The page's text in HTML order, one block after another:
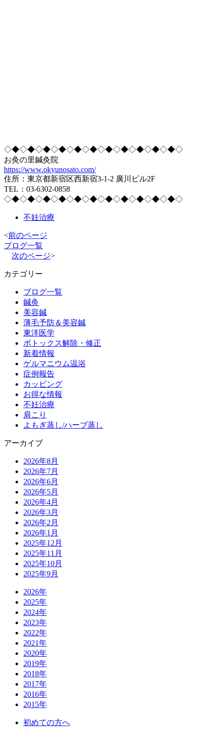
◇◆◇◆◇◆◇◆◇◆◇◆◇◆◇◆◇◆◇◆◇◆◇
お灸の里鍼灸院
https://www.okyunosato.com/
住所：東京都新宿区西新宿3-1-2 廣川ビル2F
TEL：03-6302-0858
◇◆◇◆◇◆◇◆◇◆◇◆◇◆◇◆◇◆◇◆◇◆◇
不妊治療
<前のページ
ブログ一覧
次のページ>
カテゴリー
ブログ一覧
鍼灸
美容鍼
薄毛予防＆美容鍼
東洋医学
ボトックス解除・修正
新着情報
ゲルマニウム温浴
症例報告
カッピング
お得な情報
不妊治療
肩こり
よもぎ蒸し/ハーブ蒸し
アーカイブ
2026年8月
2026年7月
2026年6月
2026年5月
2026年4月
2026年3月
2026年2月
2026年1月
2025年12月
2025年11月
2025年10月
2025年9月
2026年
2025年
2024年
2023年
2022年
2021年
2020年
2019年
2018年
2017年
2016年
2015年
初めての方へ